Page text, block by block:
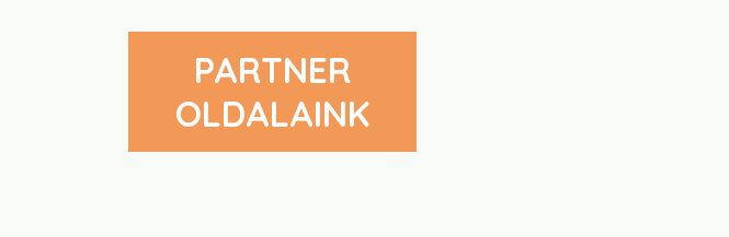
PARTNER
OLDALAINK